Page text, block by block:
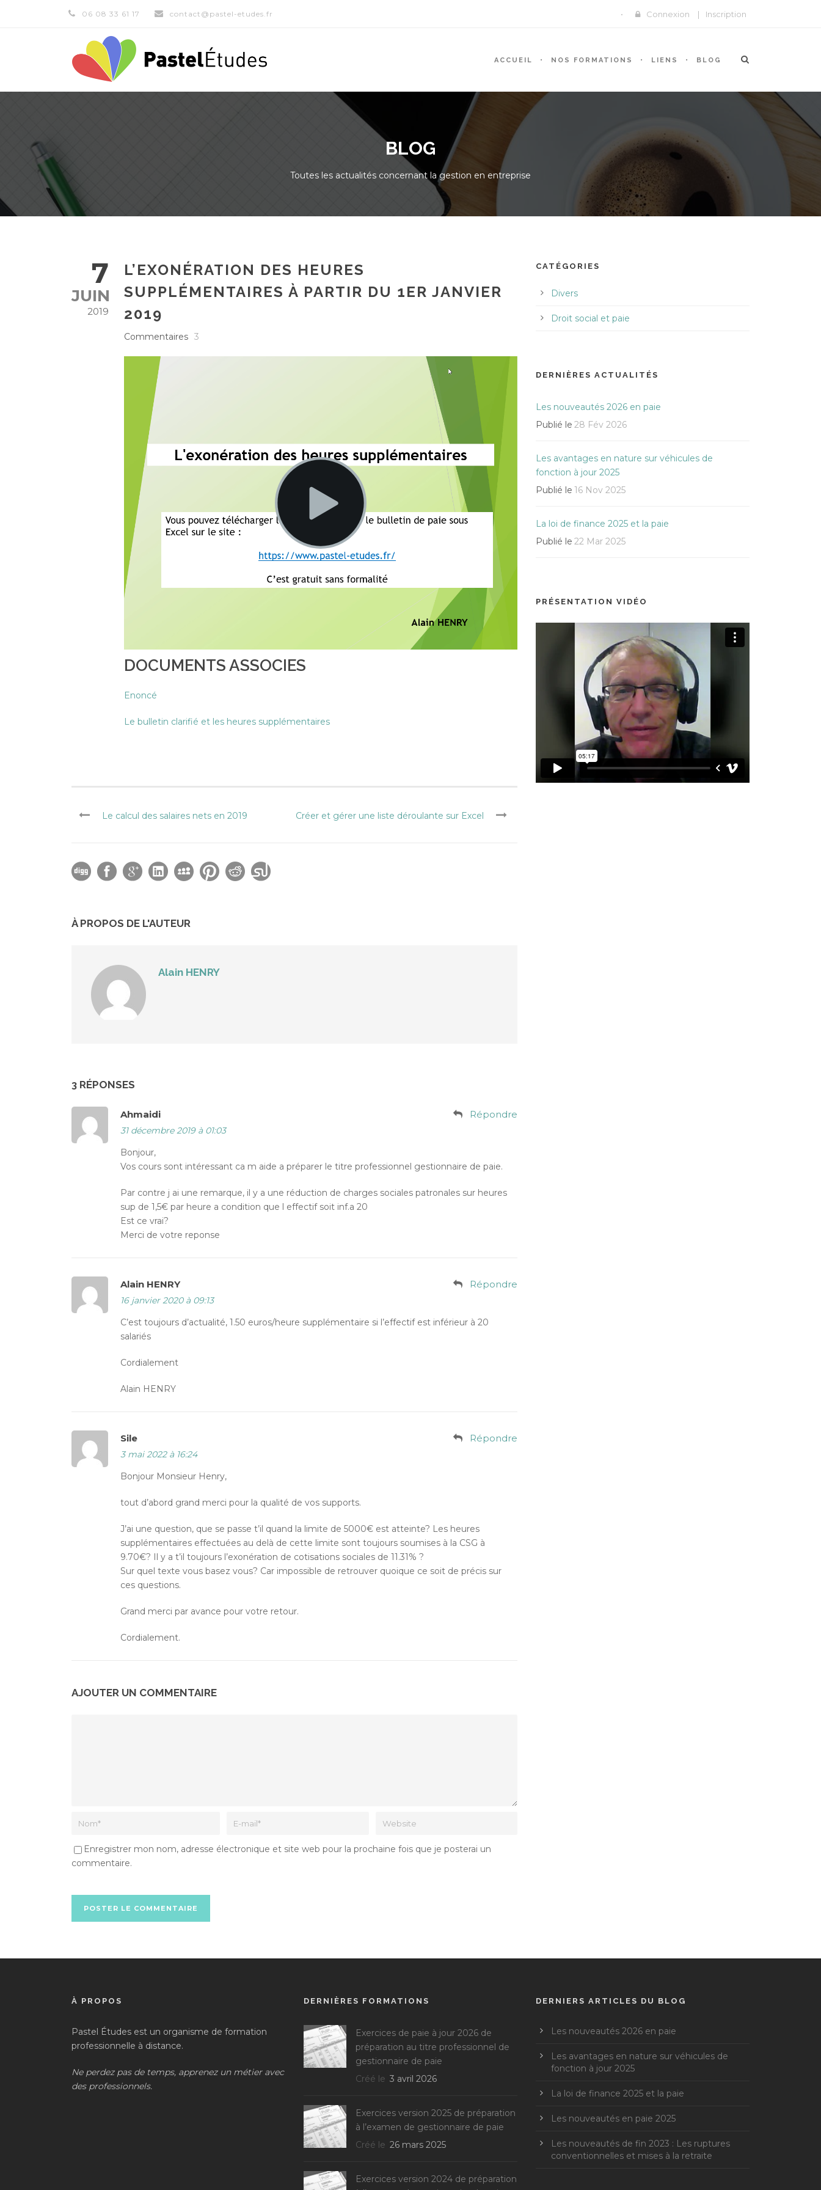
06 08 33 61 17 contact@pastel-etudes.fr Connexion | Inscription
ACCUEIL NOS FORMATIONS LIENS BLOG
BLOG
Toutes les actualités concernant la gestion en entreprise
7
JUIN
2019
L’EXONÉRATION DES HEURES
SUPPLÉMENTAIRES À PARTIR DU 1ER JANVIER
2019
Commentaires 3
DOCUMENTS ASSOCIES
Enoncé
Le bulletin clarifié et les heures supplémentaires
Le calcul des salaires nets en 2019 Créer et gérer une liste déroulante sur Excel
À PROPOS DE L'AUTEUR
Alain HENRY
3 RÉPONSES
Ahmaidi
31 décembre 2019 à 01:03
Répondre
Bonjour,
Vos cours sont intéressant ca m aide a préparer le titre professionnel gestionnaire de paie.
Par contre j ai une remarque, il y a une réduction de charges sociales patronales sur heures
sup de 1,5€ par heure a condition que l effectif soit inf.a 20
Est ce vrai?
Merci de votre reponse
Alain HENRY
16 janvier 2020 à 09:13
Répondre
C’est toujours d’actualité, 1.50 euros/heure supplémentaire si l’effectif est inférieur à 20
salariés
Cordialement
Alain HENRY
Sile
3 mai 2022 à 16:24
Répondre
Bonjour Monsieur Henry,
tout d’abord grand merci pour la qualité de vos supports.
J’ai une question, que se passe t’il quand la limite de 5000€ est atteinte? Les heures
supplémentaires effectuées au delà de cette limite sont toujours soumises à la CSG à
9.70€? Il y a t’il toujours l’exonération de cotisations sociales de 11.31% ?
Sur quel texte vous basez vous? Car impossible de retrouver quoique ce soit de précis sur
ces questions.
Grand merci par avance pour votre retour.
Cordialement.
AJOUTER UN COMMENTAIRE
Enregistrer mon nom, adresse électronique et site web pour la prochaine fois que je posterai un
commentaire.
CATÉGORIES
Divers
Droit social et paie
DERNIÈRES ACTUALITÉS
Les nouveautés 2026 en paie
Publié le 28 Fév 2026
Les avantages en nature sur véhicules de
fonction à jour 2025
Publié le 16 Nov 2025
La loi de finance 2025 et la paie
Publié le 22 Mar 2025
PRÉSENTATION VIDÉO
À PROPOS
Pastel Études est un organisme de formation
professionnelle à distance.
Ne perdez pas de temps, apprenez un métier avec
des professionnels.
DERNIÈRES FORMATIONS
Exercices de paie à jour 2026 de
préparation au titre professionnel de
gestionnaire de paie
Créé le 3 avril 2026
Exercices version 2025 de préparation
à l’examen de gestionnaire de paie
Créé le 26 mars 2025
Exercices version 2024 de préparation
DERNIERS ARTICLES DU BLOG
Les nouveautés 2026 en paie
Les avantages en nature sur véhicules de
fonction à jour 2025
La loi de finance 2025 et la paie
Les nouveautés en paie 2025
Les nouveautés de fin 2023 : Les ruptures
conventionnelles et mises à la retraite